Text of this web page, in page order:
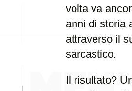
volta va
anni di storia
attraverso il
sarcastico.
Il risultato?